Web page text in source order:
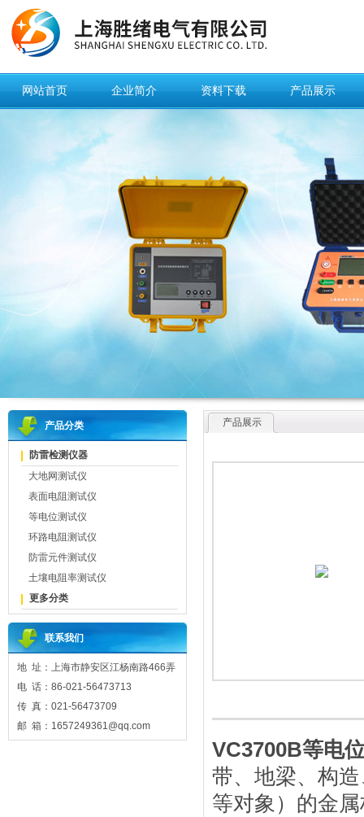
网站首页 企业简介 资料下载 产品展示
产品分类
防雷检测仪器
大地网测试仪
表面电阻测试仪
等电位测试仪
环路电阻测试仪
防雷元件测试仪
土壤电阻率测试仪
更多分类
联系我们
地 址：上海市静安区江杨南路466弄
电 话：86-021-56473713
传 真：021-56473709
邮 箱：1657249361@qq.com
产品展示
VC3700B等电
带、地梁、构
等对象）的金